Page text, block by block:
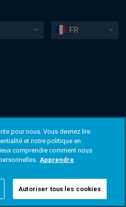
FR
pour nous. Vous devriez lire
et notre politique en
comprendre comment nous
Apprendre
Autoriser tous les cookies